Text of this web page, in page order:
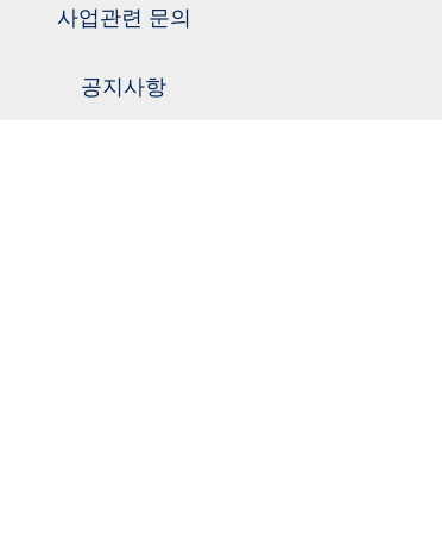
사업관련 문의
공지사항